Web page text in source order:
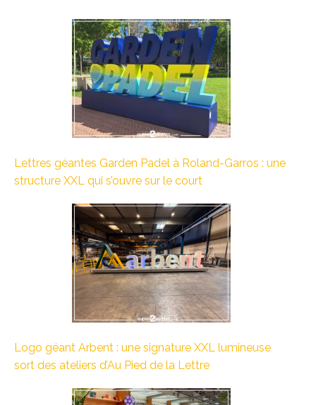
Lettres géantes Garden Padel à Roland-Garros : une
structure XXL qui s’ouvre sur le court
Logo géant Arbent : une signature XXL lumineuse
sort des ateliers d’Au Pied de la Lettre